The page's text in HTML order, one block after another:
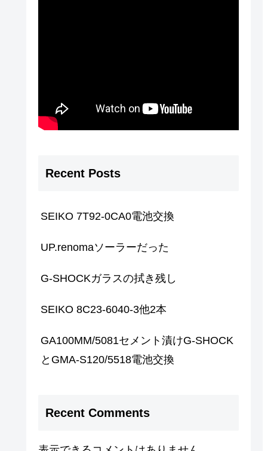
Recent Posts
SEIKO 7T92-0CA0電池交換
UP.renomaソーラーだった
G-SHOCKガラスの拭き残し
SEIKO 8C23-6040-3他2本
GA100MM/5081セメント漬けG-SHOCK
とGMA-S120/5518電池交換
Recent Comments